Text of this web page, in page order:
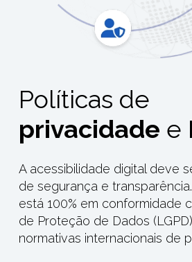
Políticas de
privacidade e
A acessibilidade digital deve
de segurança e
está 100% em conformidade
de Proteção de Dados
normativas internacionais de